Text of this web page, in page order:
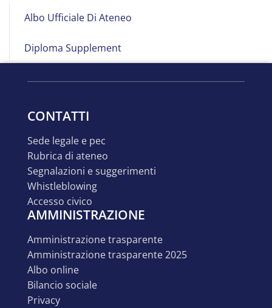
Albo
Albo Ufficiale Di Ateneo
Diploma Supplement
CONTATTI
sede legale e pec
rubrica di ateneo
segnalazioni e suggerimenti
whistleblowing
accesso civico
AMMINISTRAZIONE
amministrazione trasparente
amministrazione trasparente 2025
albo online
bilancio sociale
privacy